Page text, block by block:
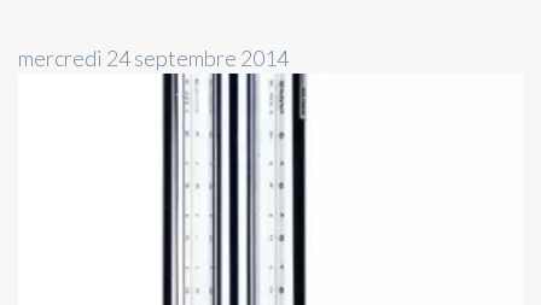
mercredi 24 septembre 2014